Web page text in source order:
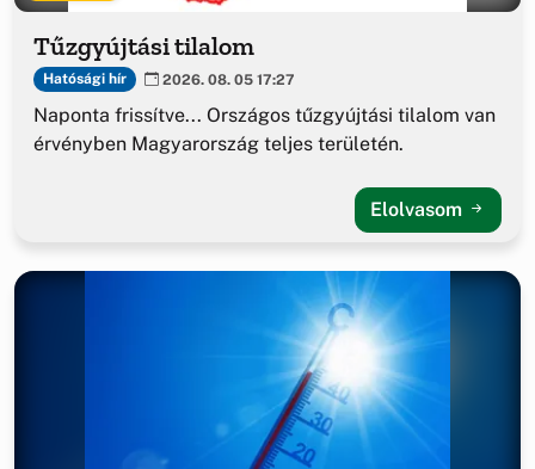
Tűzgyújtási tilalom
Hatósági hír 2026. 08. 05 17:27
Naponta frissítve... Országos tűzgyújtási tilalom van
érvényben Magyarország teljes területén.
Elolvasom